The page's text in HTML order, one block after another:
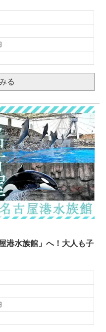
る
港水族館」へ！大人も子